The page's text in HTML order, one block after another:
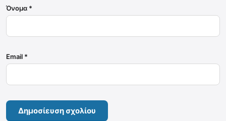
Όνομα *
Email *